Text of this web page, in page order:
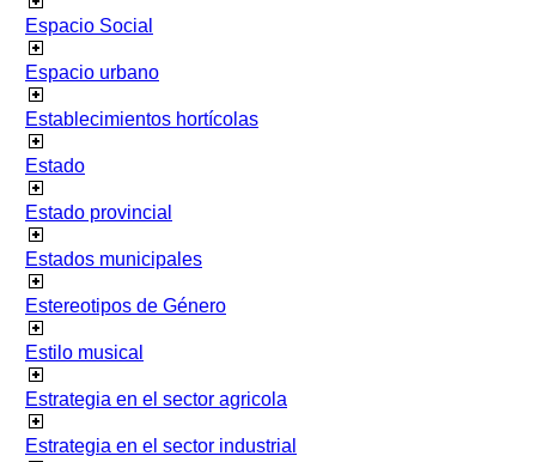
Espacio Social
Espacio urbano
Establecimientos hortícolas
Estado
Estado provincial
Estados municipales
Estereotipos de Género
Estilo musical
Estrategia en el sector agricola
Estrategia en el sector industrial